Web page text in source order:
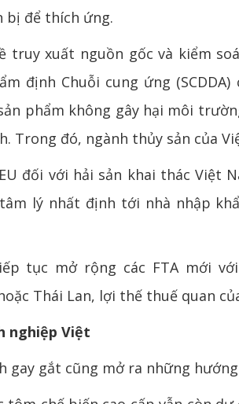
bị để thích ứng.
truy xuất nguồn gốc và kiểm
định Chuỗi cung ứng
phẩm không gây hại môi
Trong đó, ngành thủy sản của
EU đối với hải sản khai thác
lý nhất định tới nhà nhập
tục mở rộng các FTA mới
Thái Lan, lợi thế thuế quan
nghiệp Việt
gay gắt cũng mở ra những